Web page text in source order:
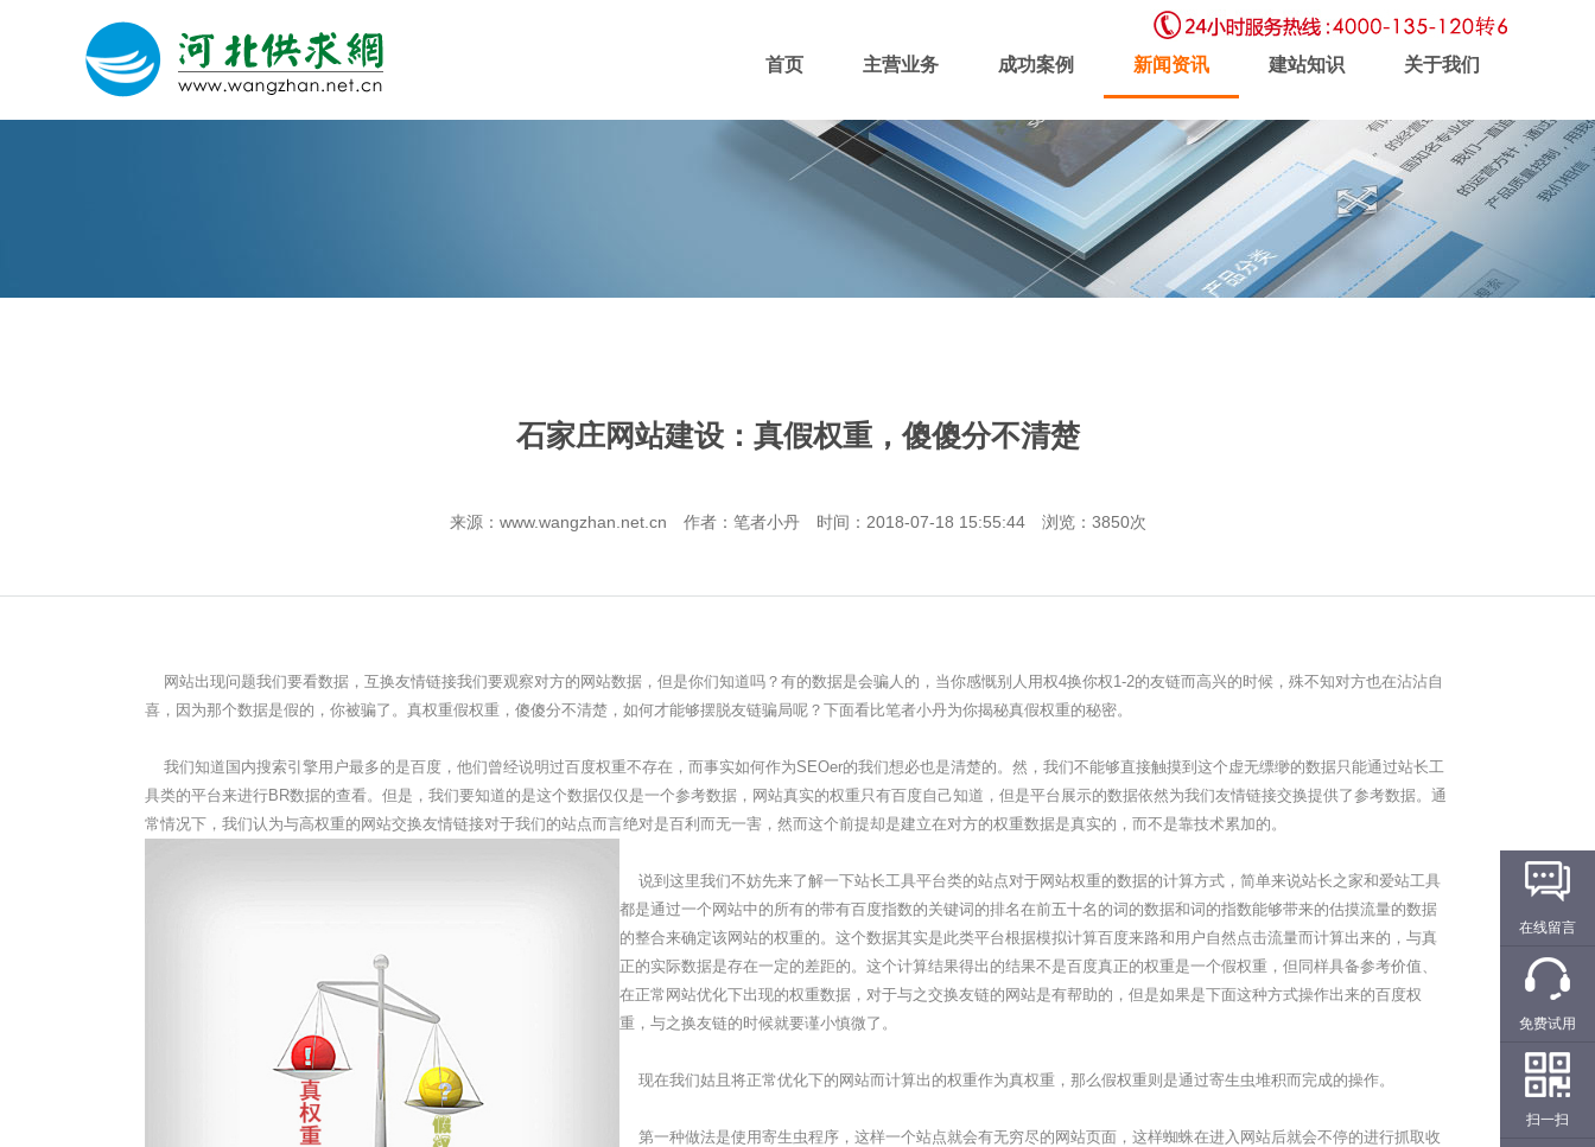
首页 主营业务 成功案例 新闻资讯 建站知识 关于我们
域名注册 虚拟主机 企业邮局 软件开发
石家庄网站建设：真假权重，傻傻分不清楚
来源：www.wangzhan.net.cn 作者：笔者小丹 时间：2018-07-18 15:55:44 浏览：3850次
网站出现问题我们要看数据，互换友情链接我们要观察对方的网站数据，但是你们知道吗？有的数据是会骗人的，当你感慨别人用权4换你权1-2的友链而高兴的时候，殊不知对方也在沾沾自
喜，因为那个数据是假的，你被骗了。真权重假权重，傻傻分不清楚，如何才能够摆脱友链骗局呢？下面看比笔者小丹为你揭秘真假权重的秘密。
我们知道国内搜索引擎用户最多的是百度，他们曾经说明过百度权重不存在，而事实如何作为SEOer的我们想必也是清楚的。然，我们不能够直接触摸到这个虚无缥缈的数据只能通过站长工
具类的平台来进行BR数据的查看。但是，我们要知道的是这个数据仅仅是一个参考数据，网站真实的权重只有百度自己知道，但是平台展示的数据依然为我们友情链接交换提供了参考数据。通
常情况下，我们认为与高权重的网站交换友情链接对于我们的站点而言绝对是百利而无一害，然而这个前提却是建立在对方的权重数据是真实的，而不是靠技术累加的。
说到这里我们不妨先来了解一下站长工具平台类的站点对于网站权重的数据的计算方式，简单来说站长之家和爱站工具
都是通过一个网站中的所有的带有百度指数的关键词的排名在前五十名的词的数据和词的指数能够带来的估摸流量的数据
的整合来确定该网站的权重的。这个数据其实是此类平台根据模拟计算百度来路和用户自然点击流量而计算出来的，与真
正的实际数据是存在一定的差距的。这个计算结果得出的结果不是百度真正的权重是一个假权重，但同样具备参考价值、
在正常网站优化下出现的权重数据，对于与之交换友链的网站是有帮助的，但是如果是下面这种方式操作出来的百度权
重，与之换友链的时候就要谨小慎微了。
现在我们姑且将正常优化下的网站而计算出的权重作为真权重，那么假权重则是通过寄生虫堆积而完成的操作。
第一种做法是使用寄生虫程序，这样一个站点就会有无穷尽的网站页面，这样蜘蛛在进入网站后就会不停的进行抓取收
在线留言
免费试用
扫一扫